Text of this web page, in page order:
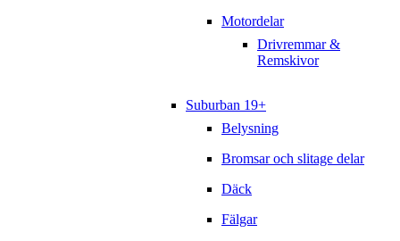
Motordelar
Drivremmar &
Remskivor
Suburban 19+
Belysning
Bromsar och slitage delar
Däck
Fälgar